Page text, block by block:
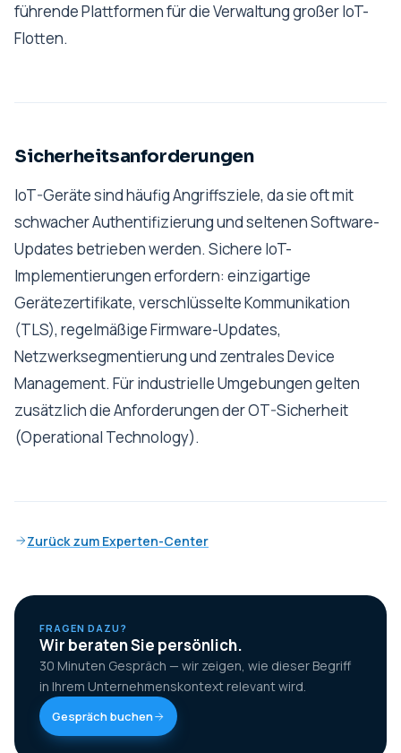
führende Plattformen für die Verwaltung großer IoT-
Flotten.
Sicherheitsanforderungen
IoT-Geräte sind häufig Angriffsziele, da sie oft mit
schwacher Authentifizierung und seltenen Software-
Updates betrieben werden. Sichere IoT-
Implementierungen erfordern: einzigartige
Gerätezertifikate, verschlüsselte Kommunikation
(TLS), regelmäßige Firmware-Updates,
Netzwerksegmentierung und zentrales Device
Management. Für industrielle Umgebungen gelten
zusätzlich die Anforderungen der OT-Sicherheit
(Operational Technology).
Zurück zum Experten-Center
FRAGEN DAZU?
Wir beraten Sie persönlich.
30 Minuten Gespräch — wir zeigen, wie dieser Begriff
in Ihrem Unternehmenskontext relevant wird.
Gespräch buchen